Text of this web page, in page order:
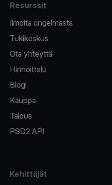
Resurssit
Ilmoita ongelmasta
Tukikeskus
Ota yhteyttä
Hinnoittelu
Blogi
Kauppa
Talous
PSD2 API
Kehittäjät